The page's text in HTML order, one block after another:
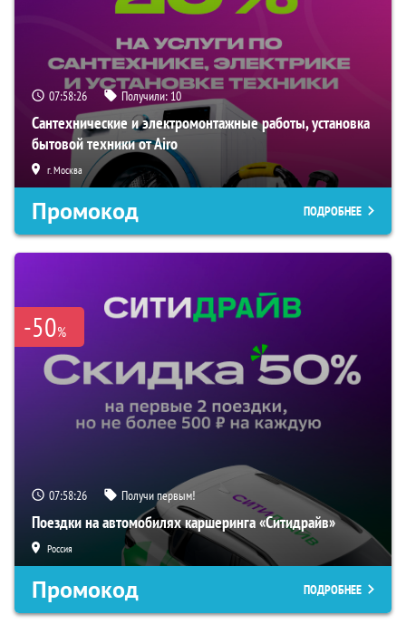
07:58:25 Получили: 10
Сантехнические и электромонтажные работы, установка
бытовой техники от Airo
г. Москва
Промокод ПОДРОБНЕЕ
-50%
07:58:25 Получи первым!
Поездки на автомобилях каршеринга «Ситидрайв»
Россия
Промокод ПОДРОБНЕЕ